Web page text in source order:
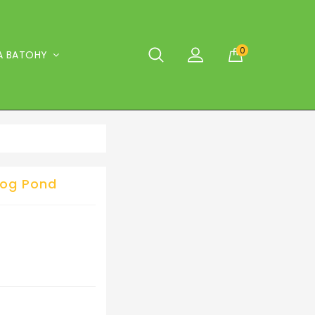
BATOHY 0
Pond